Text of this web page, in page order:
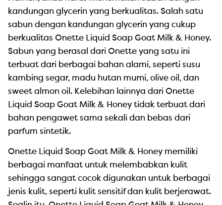
kandungan glycerin yang berkualitas. Salah satu
sabun dengan kandungan glycerin yang cukup
berkualitas Onette Liquid Soap Goat Milk & Honey.
Sabun yang berasal dari Onette yang satu ini
terbuat dari berbagai bahan alami, seperti susu
kambing segar, madu hutan murni, olive oil, dan
sweet almon oil. Kelebihan lainnya dari Onette
Liquid Soap Goat Milk & Honey tidak terbuat dari
bahan pengawet sama sekali dan bebas dari
parfum sintetik.
Onette Liquid Soap Goat Milk & Honey memiliki
berbagai manfaat untuk melembabkan kulit
sehingga sangat cocok digunakan untuk berbagai
jenis kulit, seperti kulit sensitif dan kulit berjerawat.